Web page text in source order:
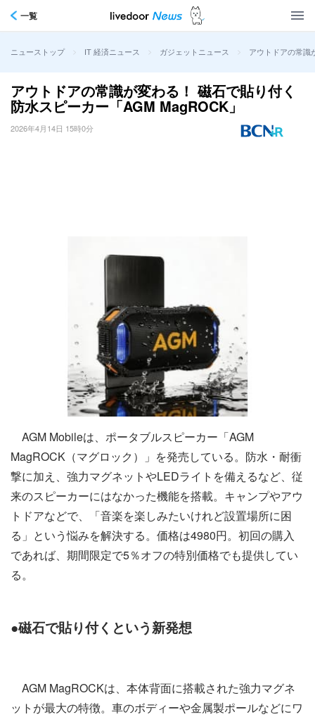
一覧
ニューストップ > IT 経済ニュース > ガジェットニュース > アウトドアの常識
アウトドアの常識が変わる！ 磁石で貼り付く
防水スピーカー「AGM MagROCK」
2026年4月14日 15時0分
AGM Mobileは、ポータブルスピーカー「AGM
MagROCK（マグロック）」を発売している。防水・耐衝
撃に加え、強力マグネットやLEDライトを備えるなど、従
来のスピーカーにはなかった機能を搭載。キャンプやアウ
トドアなどで、「音楽を楽しみたいけれど設置場所に困
る」という悩みを解決する。価格は4980円。初回の購入
であれば、期間限定で5％オフの特別価格でも提供してい
る。
●磁石で貼り付くという新発想
AGM MagROCKは、本体背面に搭載された強力マグネ
ットが最大の特徴。車のボディーや金属製ポールなどにワ